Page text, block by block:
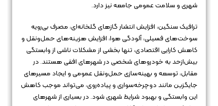
شهری و سلامت عمومی جامعه نیز دارد.
ترافیک سنگین، افزایش انتشار گازهای گلخانه‌ای، مصرف بی‌رویه
سوخت‌های فسیلی، آلودگی هوا، افزایش هزینه‌های حمل‌ونقل و
کاهش کارایی اقتصادی، تنها بخشی از مشکلات ناشی از وابستگی
بیش‌ازحد به خودروهای شخصی در شهرهای افقی هستند. در
مقابل، توسعه و بهینه‌سازی حمل‌ونقل عمومی و ایجاد مسیرهای
جایگزین مانند دوچرخه‌سواری و پیاده‌روی، می‌تواند موجب کاهش
این وابستگی و بهبود شرایط شهری شود. در بسیاری از شهرهای